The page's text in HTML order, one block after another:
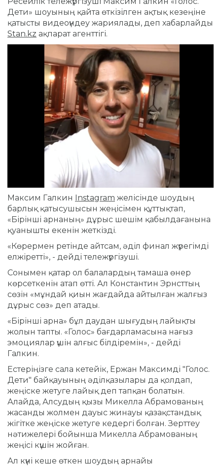
Дети» шоуының қайта өткізілген ақтық кезеңіне
қатысты видеоүндеу жариялады, деп хабарлайды
Stan.kz ақпарат агенттігі.
Максим Галкин Instagram желісінде шоудың
барлық қатысушысын жеңісімен құттықтап,
«Бірінші арнаның» дұрыс шешім қабылдағанына
қуанышты екенін жеткізді.
«Көрермен ретінде айтсам, әділ финал жүрегімді
елжіретті», - дейді тележүргізуші.
Сонымен қатар ол балалардың тамаша өнер
көрсеткенін атап өтті. Ал Константин Эрнсттың
сөзін «мұндай қиын жағдайда айтылған жалғыз
дұрыс сөз» деп атады.
«Бірінші арна» бұл даудан шығудың лайықты
жолын тапты. «Голос» бағдарламасына нағыз
эмоциялар үшін алғыс білдіремін», - дейді
Галкин.
Естеріңізге сала кетейік, Ержан Максимді "Голос.
Дети" байқауының әділқазылары да қолдап,
жеңіске жетуге лайық деп тапқан болатын.
Алайда, Алсудың қызы Микелла Абрамованың
жасанды жолмен дауыс жинауы қазақстандық
жігітке жеңіске жетуге кедергі болған. Зерттеу
нәтижелері бойынша Микелла Абрамованың
жеңісі күшін жойған.
Ал күні кеше өткен шоудың арнайы